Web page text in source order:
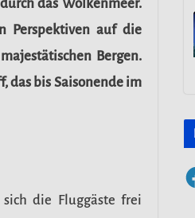
das Wolkenmeer.
Perspektiven auf die
Bergen.
das bis Saisonende im
die Fluggäste frei
F